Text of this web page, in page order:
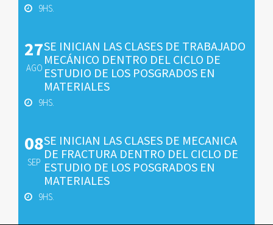
9HS.
27
AGO
SE INICIAN LAS CLASES DE TRABAJADO
MECÁNICO DENTRO DEL CICLO DE
ESTUDIO DE LOS POSGRADOS EN
MATERIALES
9HS.
08
SEP
SE INICIAN LAS CLASES DE MECANICA
DE FRACTURA DENTRO DEL CICLO DE
ESTUDIO DE LOS POSGRADOS EN
MATERIALES
9HS.